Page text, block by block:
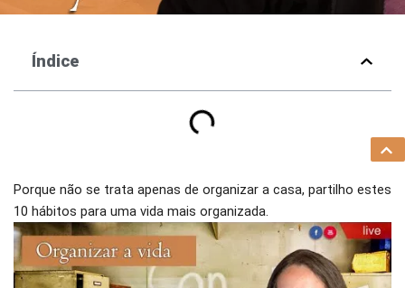
Índice
Porque não se trata apenas de organizar a casa, partilho estes
10 hábitos para uma vida mais organizada.